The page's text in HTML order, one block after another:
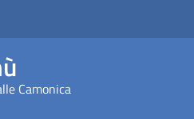
Camonica